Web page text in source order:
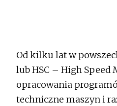
Od kilku lat w
lub HSC – High
opracowania
techniczne maszyn i